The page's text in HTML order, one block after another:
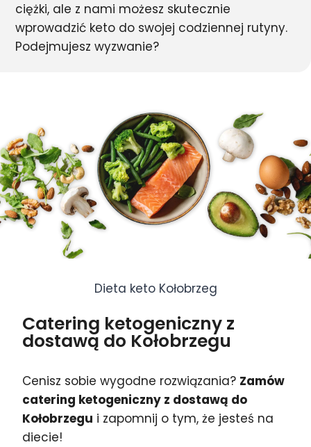
ciężki, ale z nami możesz skutecznie
wprowadzić keto do swojej codziennej rutyny.
Podejmujesz wyzwanie?
Dieta keto Kołobrzeg
Catering ketogeniczny z
dostawą do Kołobrzegu
Cenisz sobie wygodne rozwiązania? Zamów
catering ketogeniczny z dostawą do
Kołobrzegu i zapomnij o tym, że jesteś na
diecie!